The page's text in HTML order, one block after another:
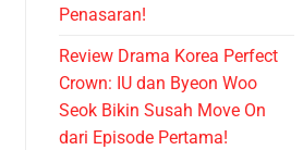
Penasaran!
Review Drama Korea Perfect
Crown: IU dan Byeon Woo
Seok Bikin Susah Move On
dari Episode Pertama!